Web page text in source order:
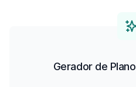
Gerador de